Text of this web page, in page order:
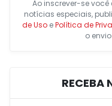
Ao inscrever-se
notícias especiais,
de UsoePolítica de
o
RECEBA